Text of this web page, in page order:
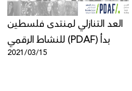
العد التنازلي لمنتدى فلسطين
للنشاط الرقمي (PDAF) بدأ
2021/03/15